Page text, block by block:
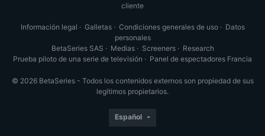
cliente
Información legal · Galletas· Condiciones generales de uso· Datos
personales
BetaSeries SAS · Medias· Screeners· Research
Prueba piloto de una serie de televisión · Panel de espectadores Francia
© 2026 BetaSeries - Todos los contenidos externos son propiedad de sus
legítimos propietarios.
Español